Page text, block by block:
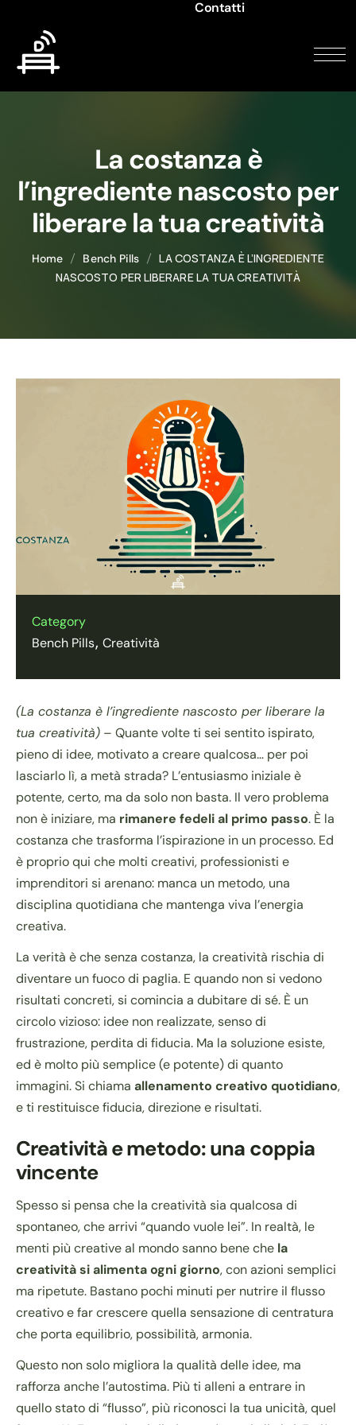
Contatti
La costanza è
l’ingrediente nascosto per
liberare la tua creatività
Home Bench Pills
LA COSTANZA È L’INGREDIENTE
NASCOSTO PER LIBERARE LA TUA CREATIVITÀ
Category
Bench Pills Creatività
(La costanza è l’ingrediente nascosto per liberare la
tua creatività) – Quante volte ti sei sentito ispirato,
pieno di idee, motivato a creare qualcosa… per poi
lasciarlo lì, a metà strada? L’entusiasmo iniziale è
potente, certo, ma da solo non basta. Il vero problema
non è iniziare, ma rimanere fedeli al primo passo. È la
costanza che trasforma l’ispirazione in un processo. Ed
è proprio qui che molti creativi, professionisti e
imprenditori si arenano: manca un metodo, una
disciplina quotidiana che mantenga viva l’energia
creativa.
La verità è che senza costanza, la creatività rischia di
diventare un fuoco di paglia. E quando non si vedono
risultati concreti, si comincia a dubitare di sé. È un
circolo vizioso: idee non realizzate, senso di
frustrazione, perdita di fiducia. Ma la soluzione esiste,
ed è molto più semplice (e potente) di quanto
immagini. Si chiama allenamento creativo quotidiano,
e ti restituisce fiducia, direzione e risultati.
Creatività e metodo: una coppia
vincente
Spesso si pensa che la creatività sia qualcosa di
spontaneo, che arrivi “quando vuole lei”. In realtà, le
menti più creative al mondo sanno bene che la
creatività si alimenta ogni giorno, con azioni semplici
ma ripetute. Bastano pochi minuti per nutrire il flusso
creativo e far crescere quella sensazione di centratura
che porta equilibrio, possibilità, armonia.
Questo non solo migliora la qualità delle idee, ma
rafforza anche l’autostima. Più ti alleni a entrare in
quello stato di “flusso”, più riconosci la tua unicità, quel